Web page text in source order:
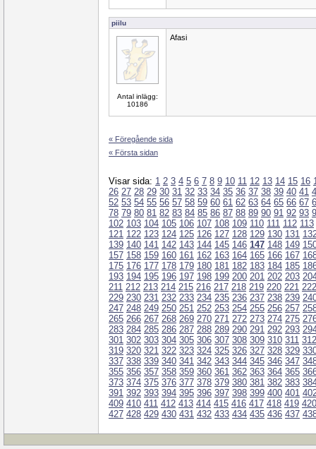
piilu
Antal inlägg:
10186
Afasi
« Föregående sida
« Första sidan
Visar sida: 1 2 3 4 5 6 7 8 9 10 11 12 13 14 15 16
26 27 28 29 30 31 32 33 34 35 36 37 38 39 40 41
52 53 54 55 56 57 58 59 60 61 62 63 64 65 66 67
78 79 80 81 82 83 84 85 86 87 88 89 90 91 92 93
102 103 104 105 106 107 108 109 110 111 112 113
121 122 123 124 125 126 127 128 129 130 131
139 140 141 142 143 144 145 146 147 148 149
157 158 159 160 161 162 163 164 165 166 167
175 176 177 178 179 180 181 182 183 184 185
193 194 195 196 197 198 199 200 201 202 203
211 212 213 214 215 216 217 218 219 220 221 222
229 230 231 232 233 234 235 236 237 238 239
247 248 249 250 251 252 253 254 255 256 257
265 266 267 268 269 270 271 272 273 274 275
283 284 285 286 287 288 289 290 291 292 293
301 302 303 304 305 306 307 308 309 310 311 312
319 320 321 322 323 324 325 326 327 328 329
337 338 339 340 341 342 343 344 345 346 347
355 356 357 358 359 360 361 362 363 364 365
373 374 375 376 377 378 379 380 381 382 383
391 392 393 394 395 396 397 398 399 400 401
409 410 411 412 413 414 415 416 417 418 419 420
427 428 429 430 431 432 433 434 435 436 437